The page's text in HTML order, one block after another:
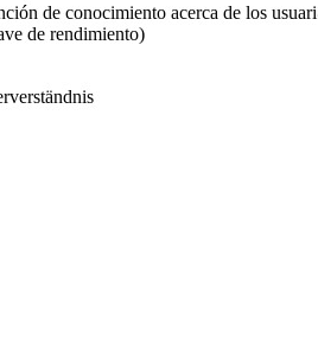
de conocimiento acerca de los
de rendimiento)